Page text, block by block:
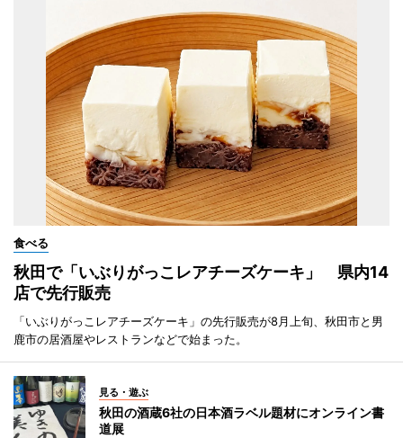
食べる
秋田で「いぶりがっこレアチーズケーキ」 県内14
店で先行販売
「いぶりがっこレアチーズケーキ」の先行販売が8月上旬、秋田市と男
鹿市の居酒屋やレストランなどで始まった。
見る・遊ぶ
秋田の酒蔵6社の日本酒ラベル題材にオンライン書
道展